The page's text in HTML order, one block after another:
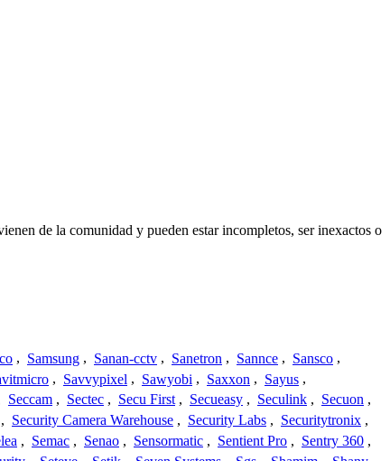
de la comunidad y pueden estar incompletos, ser inexactos o
, Samsung , Sanan-cctv , Sanetron , Sannce , Sansco ,
, Savvypixel , Sawyobi , Saxxon , Sayus ,
Seccam , Sectec , Secu First , Secueasy , Seculink , Secuon ,
, Security Camera Warehouse , Security Labs , Securitytronix ,
, Semac , Senao , Sensormatic , Sentient Pro , Sentry 360 ,